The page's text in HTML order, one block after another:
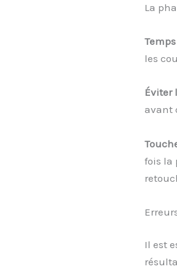
La
les
Éviter
avant
fois la
Il est